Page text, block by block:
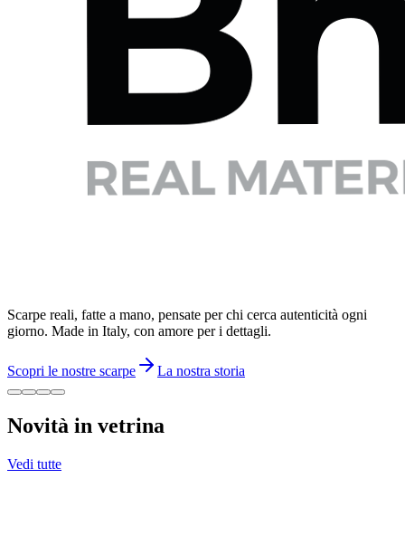
Scarpe reali, fatte a mano, pensate per chi cerca autenticità ogni
giorno. Made in Italy, con amore per i dettagli.
Scopri le nostre scarpe La nostra storia
Novità in vetrina
Vedi tutte